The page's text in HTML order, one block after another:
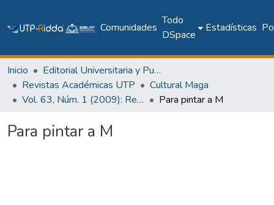
Comunidades
Todo
DSpace
Estadísticas
Inicio
Editorial Universitaria y Publicaciones Seriadas
Revistas Académicas UTP
Cultural Maga
Vol. 63, Núm. 1 (2009): Revista Maga
Para pintar a M
Para pintar a M